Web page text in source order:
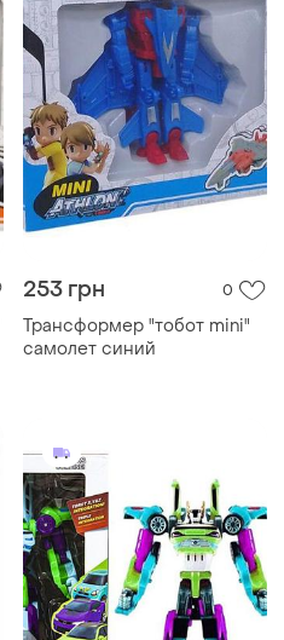
253 грн 0
Трансформер "тобот mini"
самолет синий